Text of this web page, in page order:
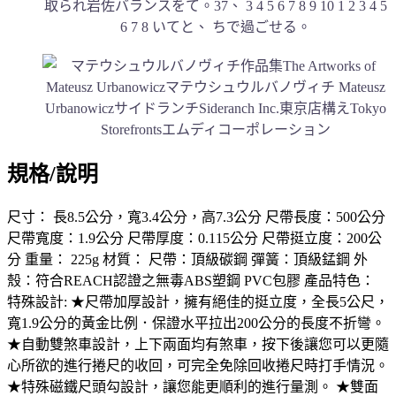
規格/說明
尺寸： 長8.5公分，寬3.4公分，高7.3公分 尺帶長度：500公分
尺帶寬度：1.9公分 尺帶厚度：0.115公分 尺帶挺立度：200公
分 重量： 225g 材質： 尺帶：頂級碳鋼 彈簧：頂級錳鋼 外
殼：符合REACH認證之無毒ABS塑鋼 PVC包膠 產品特色：
特殊設計: ★尺帶加厚設計，擁有絕佳的挺立度，全長5公尺，
寬1.9公分的黃金比例．保證水平拉出200公分的長度不折彎。
★自動雙煞車設計，上下兩面均有煞車，按下後讓您可以更隨
心所欲的進行捲尺的收回，可完全免除回收捲尺時打手情況。
★特殊磁鐵尺頭勾設計，讓您能更順利的進行量測。 ★雙面